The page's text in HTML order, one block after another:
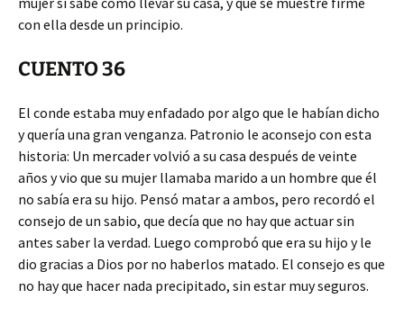
con ella desde un principio.
CUENTO 36
El conde estaba muy enfadado por algo que le habían dicho
y quería una gran venganza. Patronio le aconsejo con esta
historia: Un mercader volvió a su casa después de veinte
años y vio que su mujer llamaba marido a un hombre que él
no sabía era su hijo. Pensó matar a ambos, pero recordó el
consejo de un sabio, que decía que no hay que actuar sin
antes saber la verdad. Luego comprobó que era su hijo y le
dio gracias a Dios por no haberlos matado. El consejo es que
no hay que hacer nada precipitado, sin estar muy seguros.